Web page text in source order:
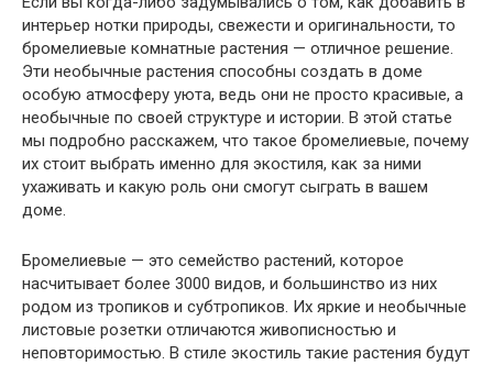
интерьер нотки природы, свежести и оригинальности, то
бромелиевые комнатные растения — отличное решение.
Эти необычные растения способны создать в доме
особую атмосферу уюта, ведь они не просто красивые, а
необычные по своей структуре и истории. В этой статье
мы подробно расскажем, что такое бромелиевые, почему
их стоит выбрать именно для экостиля, как за ними
ухаживать и какую роль они смогут сыграть в вашем
доме.
Бромелиевые — это семейство растений, которое
насчитывает более 3000 видов, и большинство из них
родом из тропиков и субтропиков. Их яркие и необычные
листовые розетки отличаются живописностью и
неповторимостью. В стиле экостиль такие растения будут